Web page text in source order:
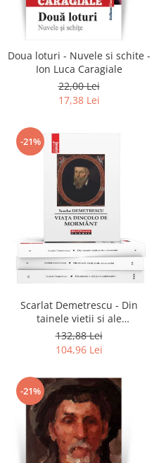
Literatura
Clasica
Contemporana
Moderna
Non-fictiune
Publicistica / Reportaje / Interviuri
Stiinte umaniste
Istorie
Sociologie si filozofie
Doua loturi - Nuvele si schite -
Ion Luca Caragiale
22,00 Lei
17,38 Lei
-21%
Scarlat Demetrescu - Din
tainele vietii si ale
universului, Volumele I-III +
Viata dincolo de mormant
132,88 Lei
104,96 Lei
-21%